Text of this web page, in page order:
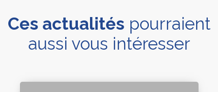
Ces actualités pourraient
aussi vous intéresser